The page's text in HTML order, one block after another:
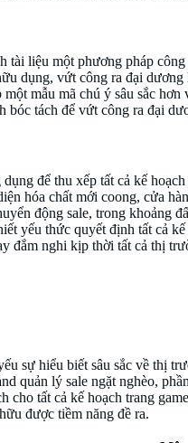
tài liệu một phương pháp
dụng, vứt công ra đại
mẫu mã chú ý sâu sắc
tách để vứt công ra đại
để thu xếp tất cả kế
hóa chất mới coong, cửa
động sale, trong khoảng
yếu thức quyết định tất cả
đắm nghi kịp thời tất cả thị
sự hiểu biết sâu sắc về thị
quản lý sale ngặt nghèo,
cho tất cả kế hoạch trang
được tiềm năng đề ra.